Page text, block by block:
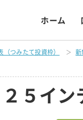
ホーム
（つみたて投資枠） 新
５イン